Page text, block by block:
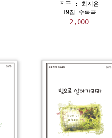
작곡 : 최지은
19집 수록곡
2,000